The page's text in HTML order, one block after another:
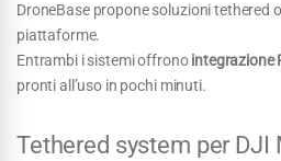
DroneBase propone soluzioni tethered
piattaforme.
Entrambi i sistemi offronointegrazione
pronti all’uso in pochi minuti.
Tethered system per DJI